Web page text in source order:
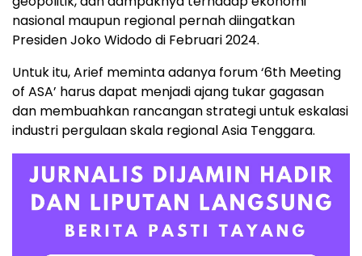
nasional maupun regional pernah diingatkan
Presiden Joko Widodo di Februari 2024.
Untuk itu, Arief meminta adanya forum ‘6th Meeting
of ASA’ harus dapat menjadi ajang tukar gagasan
dan membuahkan rancangan strategi untuk eskalasi
industri pergulaan skala regional Asia Tenggara.